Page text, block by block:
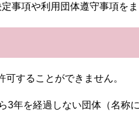
事項や利用団体遵守事項を
することができません。
3年を経過しない団体（名称